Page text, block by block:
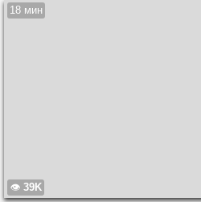
18 мин
39K